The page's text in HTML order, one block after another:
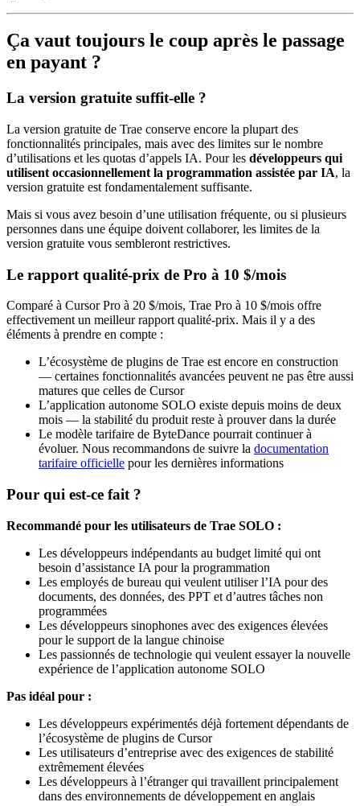
Ça vaut toujours le coup après le passage
en payant ?
La version gratuite suffit-elle ?
La version gratuite de Trae conserve encore la plupart des
fonctionnalités principales, mais avec des limites sur le nombre
d’utilisations et les quotas d’appels IA. Pour les développeurs qui
utilisent occasionnellement la programmation assistée par IA, la
version gratuite est fondamentalement suffisante.
Mais si vous avez besoin d’une utilisation fréquente, ou si plusieurs
personnes dans une équipe doivent collaborer, les limites de la
version gratuite vous sembleront restrictives.
Le rapport qualité-prix de Pro à 10 $/mois
Comparé à Cursor Pro à 20 $/mois, Trae Pro à 10 $/mois offre
effectivement un meilleur rapport qualité-prix. Mais il y a des
éléments à prendre en compte :
L’écosystème de plugins de Trae est encore en construction
— certaines fonctionnalités avancées peuvent ne pas être aussi
matures que celles de Cursor
L’application autonome SOLO existe depuis moins de deux
mois — la stabilité du produit reste à prouver dans la durée
Le modèle tarifaire de ByteDance pourrait continuer à
évoluer. Nous recommandons de suivre la documentation
tarifaire officielle pour les dernières informations
Pour qui est-ce fait ?
Recommandé pour les utilisateurs de Trae SOLO :
Les développeurs indépendants au budget limité qui ont
besoin d’assistance IA pour la programmation
Les employés de bureau qui veulent utiliser l’IA pour des
documents, des données, des PPT et d’autres tâches non
programmées
Les développeurs sinophones avec des exigences élevées
pour le support de la langue chinoise
Les passionnés de technologie qui veulent essayer la nouvelle
expérience de l’application autonome SOLO
Pas idéal pour :
Les développeurs expérimentés déjà fortement dépendants de
l’écosystème de plugins de Cursor
Les utilisateurs d’entreprise avec des exigences de stabilité
extrêmement élevées
Les développeurs à l’étranger qui travaillent principalement
dans des environnements de développement en anglais